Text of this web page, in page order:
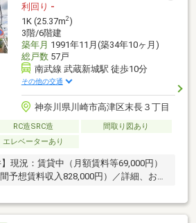
利回り -
1K (25.37m2)
3階/6階建
築年月 1991年11月(築34年10ヶ月)
総戸数57戸
南武線 武蔵新城駅 徒歩10分
その他の交通
神奈川県川崎市高津区末長３丁目
RC造SRC造
間取り図あり
エレベーターあり
現況：賃貸中（月額賃料等69,000円）
予想賃料収入828,000円）／詳細、お気